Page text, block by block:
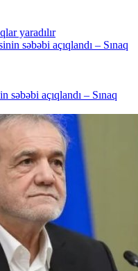
yaradılır
açıqlandı – Sınaq